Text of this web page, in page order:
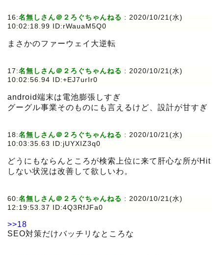
16:名無しさん＠２ろぐちゃんねる : 2020/10/21(水)
10:02:18.99 ID:rWauaM5Q0
まさかのファーウェイ大逆転
17:名無しさん＠２ろぐちゃんねる : 2020/10/21(水)
10:02:56.94 ID:+EJ7urIr0
android端末は電池膨張しすぎ
グーグル事業そのものにも言えるけど、設計が甘すぎ
18:名無しさん＠２ろぐちゃんねる : 2020/10/21(水)
10:03:35.63 ID:jUYXIZ3q0
どうにもならんところが検索上位に来て肝心な所がHit
しない状況は改善して欲しいわ。
60:名無しさん＠２ろぐちゃんねる : 2020/10/21(水)
12:19:53.37 ID:4Q3RfJFa0
>>18
SEO対策だけバッチリなところな